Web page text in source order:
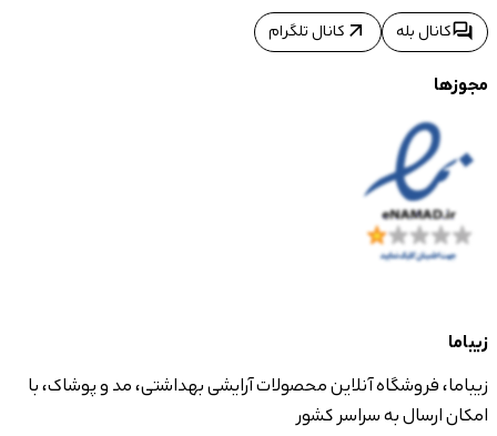
forumکانال بله arrow_outward کانال تلگرام
مجوزها
زیباما
زیباما، فروشگاه آنلاین محصولات آرایشی بهداشتی، مد و پوشاک، با
امکان ارسال به سراسر کشور